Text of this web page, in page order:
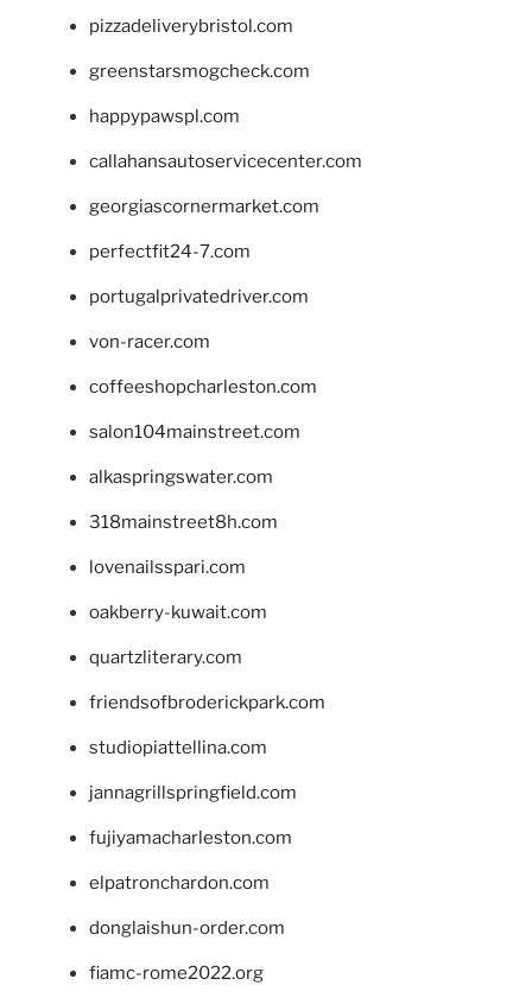
pizzadeliverybristol.com
greenstarsmogcheck.com
happypawspl.com
callahansautoservicecenter.com
georgiascornermarket.com
perfectfit24-7.com
portugalprivatedriver.com
von-racer.com
coffeeshopcharleston.com
salon104mainstreet.com
alkaspringswater.com
318mainstreet8h.com
lovenailsspari.com
oakberry-kuwait.com
quartzliterary.com
friendsofbroderickpark.com
studiopiattellina.com
jannagrillspringfield.com
fujiyamacharleston.com
elpatronchardon.com
donglaishun-order.com
fiamc-rome2022.org